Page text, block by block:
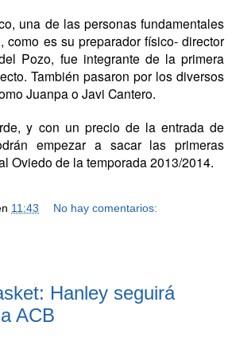
una de las personas fundamentales
como es su preparador físico- director
Pozo, fue integrante de la primera
También pasaron por los diversos
Juanpa o Javi Cantero.
y con un precio de la entrada de
empezar a sacar las primeras
Oviedo de la temporada 2013/2014.
11:43 No hay comentarios:
Hanley seguirá
ACB